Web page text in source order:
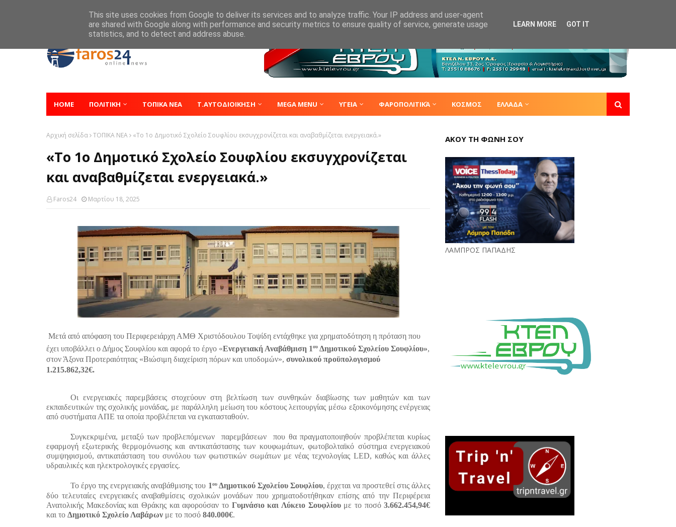
HOME ΠΟΛΙΤΙΚΗ ΤΟΠΙΚΑ ΝΕΑ Τ.ΑΥΤΟΔΙΟΙΚΗΣΗ MEGA MENU ΥΓΕΙΑ ΦΑΡΟΠΟΛΙΤΙΚΆ ΚΟΣΜΟΣ ΕΛΛΑΔΑ
Αρχική σελίδα ΤΟΠΙΚΑ ΝΕΑ «Το 1ο Δημοτικό Σχολείο Σουφλίου εκσυγχρονίζεται και αναβαθμίζεται ενεργειακά.»
«Το 1ο Δημοτικό Σχολείο Σουφλίου εκσυγχρονίζεται
και αναβαθμίζεται ενεργειακά.»
Faros24 Μαρτίου 18, 2025
Μετά από απόφαση του Περιφερειάρχη ΑΜΘ Χριστόδουλου Τοψίδη εντάχθηκε για χρηματοδότηση η πρόταση που
έχει υποβάλλει ο Δήμος Σουφλίου και αφορά το έργο «Ενεργειακή Αναβάθμιση 1ου Δημοτικού Σχολείου Σουφλίου»,
στον Άξονα Προτεραιότητας «Βιώσιμη διαχείριση πόρων και υποδομών», συνολικού προϋπολογισμού
1.215.862,32€.
Οι ενεργειακές παρεμβάσεις στοχεύουν στη βελτίωση των συνθηκών διαβίωσης των μαθητών και των
εκπαιδευτικών της σχολικής μονάδας, με παράλληλη μείωση του κόστους λειτουργίας μέσω εξοικονόμησης ενέργειας
από συστήματα ΑΠΕ τα οποία προβλέπεται να εγκατασταθούν.
Συγκεκριμένα, μεταξύ των προβλεπόμενων παρεμβάσεων που θα πραγματοποιηθούν προβλέπεται κυρίως
εφαρμογή εξωτερικής θερμομόνωσης και αντικατάστασης των κουφωμάτων, φωτοβολταϊκό σύστημα ενεργειακού
συμψηφισμού, αντικατάσταση του συνόλου των φωτιστικών σωμάτων με νέας τεχνολογίας LED, καθώς και άλλες
υδραυλικές και ηλεκτρολογικές εργασίες.
Το έργο της ενεργειακής αναβάθμισης του 1ουΔημοτικού Σχολείου Σουφλίου, έρχεται να προστεθεί στις άλλες
δύο τελευταίες ενεργειακές αναβαθμίσεις σχολικών μονάδων που χρηματοδοτήθηκαν επίσης από την Περιφέρεια
Ανατολικής Μακεδονίας και Θράκης και αφορούσαν το Γυμνάσιο και Λύκειο Σουφλίου με το ποσό3.662.454,94€
και το Δημοτικό Σχολείο Λαβάρων με το ποσό 840.000€.
ΑΚΟΥ ΤΗ ΦΩΝΗ ΣΟΥ
ΛΑΜΠΡΟΣ ΠΑΠΑΔΗΣ
This site uses cookies from Google to deliver its services and to analyze traffic. Your IP address and user-agent
are shared with Google along with performance and security metrics to ensure quality of service, generate usage
statistics, and to detect and address abuse.
LEARN MORE GOT IT